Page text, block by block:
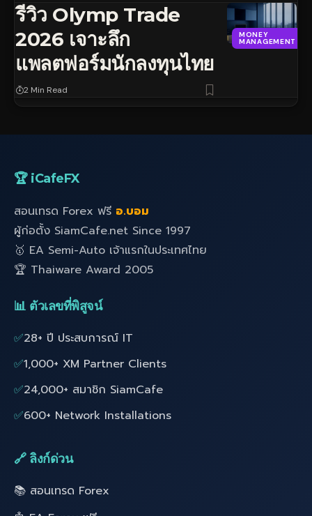
MONEY
MANAGEMENT
รีวิว Olymp Trade
2026 เจาะลึก
แพลตฟอร์มนักลงทุนไทย
2 Min Read
🏆 iCafeFX
สอนเทรด Forex ฟรี อ.บอม
ผู้ก่อตั้ง SiamCafe.net Since 1997
🥇 EA Semi-Auto เจ้าแรกในประเทศไทย
🏆 Thaiware Award 2005
📊 ตัวเลขที่พิสูจน์
✅28+ ปี ประสบการณ์ IT
✅1,000+ XM Partner Clients
✅24,000+ สมาชิก SiamCafe
✅600+ Network Installations
🔗 ลิงก์ด่วน
📚 สอนเทรด Forex